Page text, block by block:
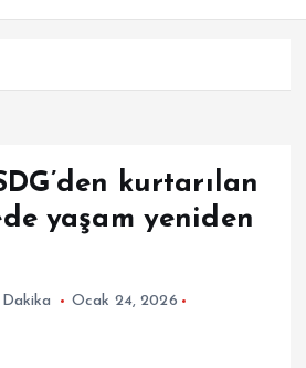
kurtarılan
yaşam yeniden
Ocak 24, 2026